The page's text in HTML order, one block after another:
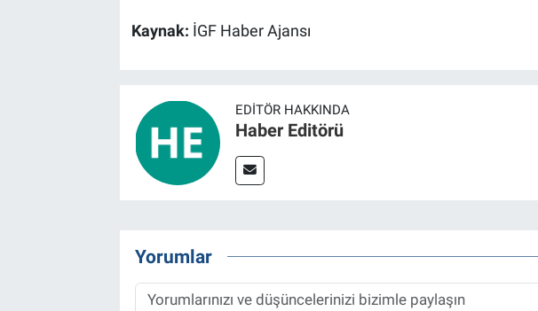
Kaynak: İGF Haber Ajansı
EDITÖR HAKKINDA
Haber Editörü
Yorumlar